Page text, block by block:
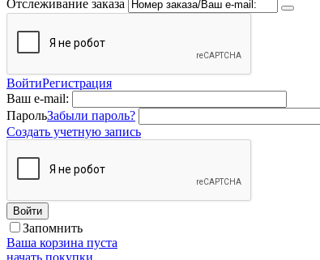
Отслеживание заказа
ВойтиРегистрация
Ваш e-mail:
ПарольЗабыли пароль?
Создать учетную запись
Войти
Запомнить
Ваша корзина пуста
начать покупки